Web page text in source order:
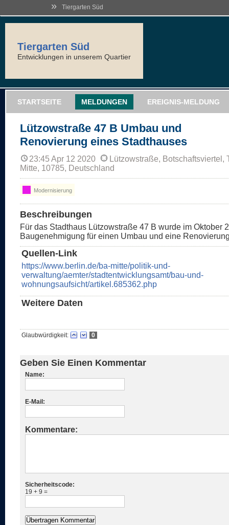
» Tiergarten Süd
Tiergarten Süd
Entwicklungen in unserem Quartier
STARTSEITE MELDUNGEN EREIGNIS-MELDUNG
Lützowstraße 47 B Umbau und
Renovierung eines Stadthauses
23:45 Apr 12 2020
Lützowstraße, Botschaftsviertel,
Mitte, 10785, Deutschland
Modernisierung
Beschreibungen
Für das Stadthaus Lützowstraße 47 B wurde im Oktober
Baugenehmigung für einen Umbau und eine
Quellen-Link
https://www.berlin.de/ba-mitte/politik-und-
verwaltung/aemter/stadtentwicklungsamt/bau-und-
wohnungsaufsicht/artikel.685362.php
Weitere Daten
Glaubwürdigkeit: 0
Geben Sie Einen Kommentar
Name:
E-Mail:
Kommentare:
Sicherheitscode:
19 + 9 =